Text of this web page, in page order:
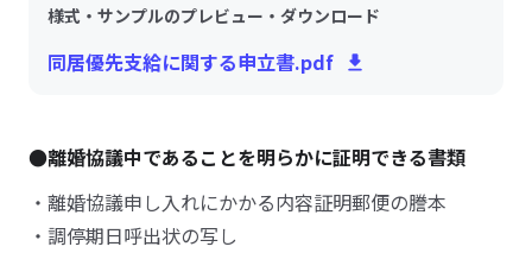
様式・サンプルのプレビュー・ダウンロード
同居優先支給に関する申立書.pdf
●離婚協議中であることを明らかに証明できる書類
・離婚協議申し入れにかかる内容証明郵便の謄本
・調停期日呼出状の写し